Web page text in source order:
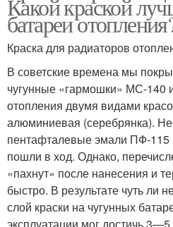
Какой краской
батареи
Краска для радиаторов
В советские времена мы
чугунные «гармошки» МС-140
отопления двумя видами
алюминиевая (серебрянка).
пентафталевые эмали ПФ-
пошли в ход. Однако,
«пахнут» после нанесения и
быстро. В результате чуть ли
слой краски на чугунных
эксплуатации мог достичь